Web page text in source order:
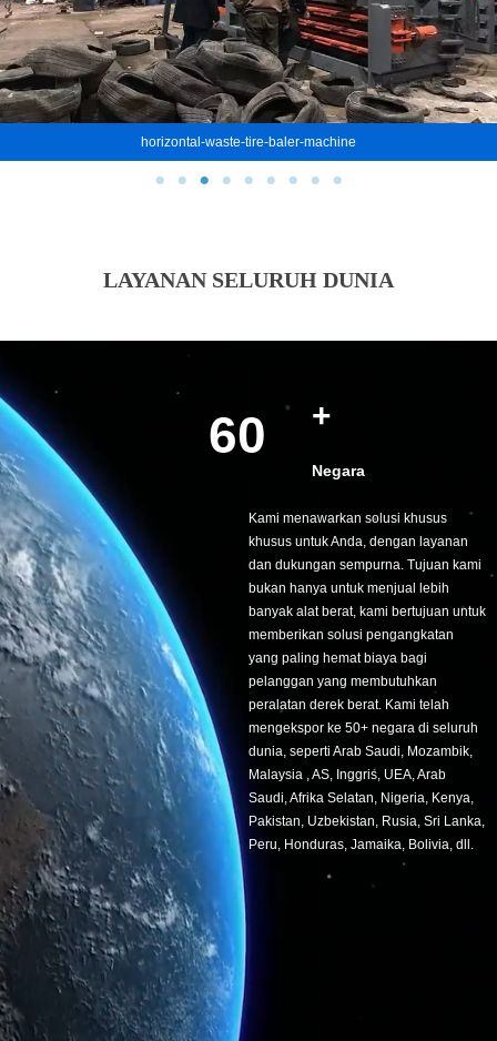
Mesin Penghancur Ban Untuk Dijual
LAYANAN SELURUH DUNIA
Kami menawarkan solusi khusus
khusus untuk Anda, dengan layanan
dan dukungan sempurna. Tujuan kami
bukan hanya untuk menjual lebih
banyak alat berat, kami bertujuan untuk
memberikan solusi pengangkatan
yang paling hemat biaya bagi
pelanggan yang membutuhkan
peralatan derek berat. Kami telah
mengekspor ke 50+ negara di seluruh
dunia, seperti Arab Saudi, Mozambik,
Malaysia , AS, Inggris, UEA, Arab
Saudi, Afrika Selatan, Nigeria, Kenya,
Pakistan, Uzbekistan, Rusia, Sri Lanka,
Peru, Honduras, Jamaika, Bolivia, dll.
60 +
Negara